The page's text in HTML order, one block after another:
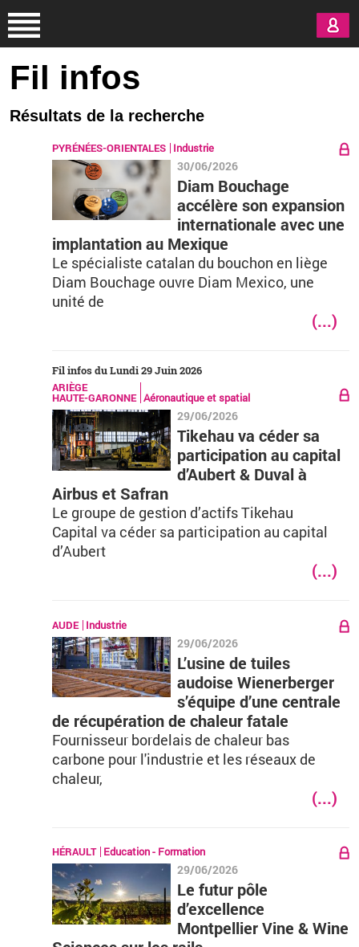
Fil infos
Résultats de la recherche
PYRÉNÉES-ORIENTALES Industrie
30/06/2026
Diam Bouchage
accélère son expansion
internationale avec une
implantation au Mexique
Le spécialiste catalan du bouchon en liège
Diam Bouchage ouvre Diam Mexico, une
unité de
(...)
Fil infos du Lundi 29 Juin 2026
ARIÈGE
HAUTE-GARONNE Aéronautique et spatial
29/06/2026
Tikehau va céder sa
participation au capital
d’Aubert & Duval à
Airbus et Safran
Le groupe de gestion d’actifs Tikehau
Capital va céder sa participation au capital
d’Aubert
(...)
AUDE Industrie
29/06/2026
L’usine de tuiles
audoise Wienerberger
s’équipe d’une centrale
de récupération de chaleur fatale
Fournisseur bordelais de chaleur bas
carbone pour l'industrie et les réseaux de
chaleur,
(...)
HÉRAULT Education - Formation
29/06/2026
Le futur pôle
d’excellence
Montpellier Vine & Wine